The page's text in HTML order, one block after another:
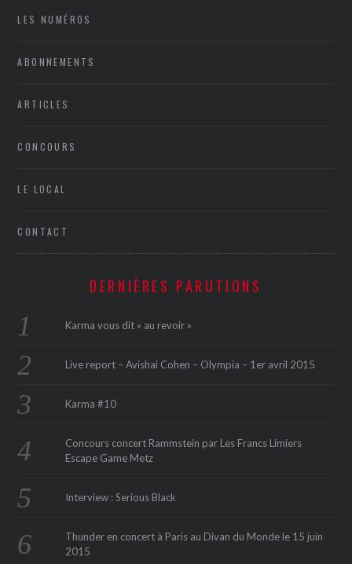
LES NUMÉROS
ABONNEMENTS
ARTICLES
CONCOURS
LE LOCAL
CONTACT
DERNIÈRES PARUTIONS
Karma vous dit « au revoir »
Live report – Avishai Cohen – Olympia – 1er avril 2015
Karma #10
Concours concert Rammstein par Les Francs Limiers
Escape Game Metz
Interview : Serious Black
Thunder en concert à Paris au Divan du Monde le 15 juin
2015